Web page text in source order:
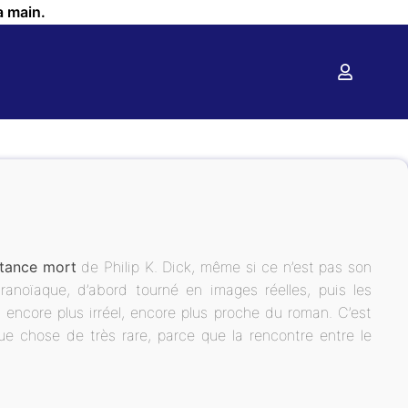
main.
mort de Philip K. Dick, même si ce n’est pas son
d’abord tourné en images réelles, puis les
plus irréel, encore plus proche du roman. C’est
chose de très rare, parce que la rencontre entre le